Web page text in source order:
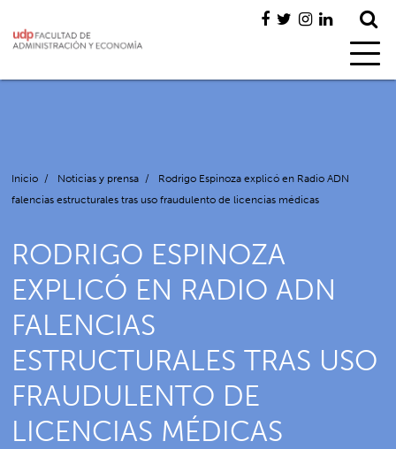
Inicio / Noticias y prensa /
Rodrigo Espinoza explicó en Radio ADN
falencias estructurales tras uso fraudulento de licencias médicas
RODRIGO ESPINOZA
EXPLICÓ EN RADIO ADN
FALENCIAS
ESTRUCTURALES TRAS USO
FRAUDULENTO DE
LICENCIAS MÉDICAS